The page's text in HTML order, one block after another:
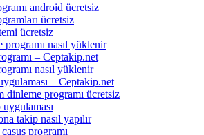
android ücretsiz
ücretsiz
ücretsiz
programı nasıl yüklenir
– Ceptakip.net
nasıl yüklenir
– Ceptakip.net
dinleme programı ücretsiz
takip nasıl yapılır
programı